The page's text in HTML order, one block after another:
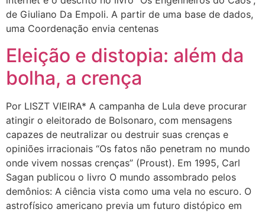
de Giuliano Da Empoli. A partir de uma base de dados,
uma Coordenação envia centenas
Eleição e distopia: além da
bolha, a crença
Por LISZT VIEIRA* A campanha de Lula deve procurar
atingir o eleitorado de Bolsonaro, com mensagens
capazes de neutralizar ou destruir suas crenças e
opiniões irracionais “Os fatos não penetram no mundo
onde vivem nossas crenças” (Proust). Em 1995, Carl
Sagan publicou o livro O mundo assombrado pelos
demônios: A ciência vista como uma vela no escuro. O
astrofísico americano previa um futuro distópico em